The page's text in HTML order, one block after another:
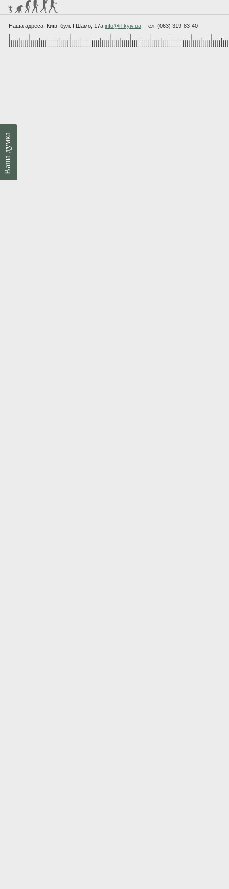
Наша адреса: Київ, бул. I.Шамо, 17а info@rl.kyiv.ua тел. (063) 319-83-40
Ваша думка